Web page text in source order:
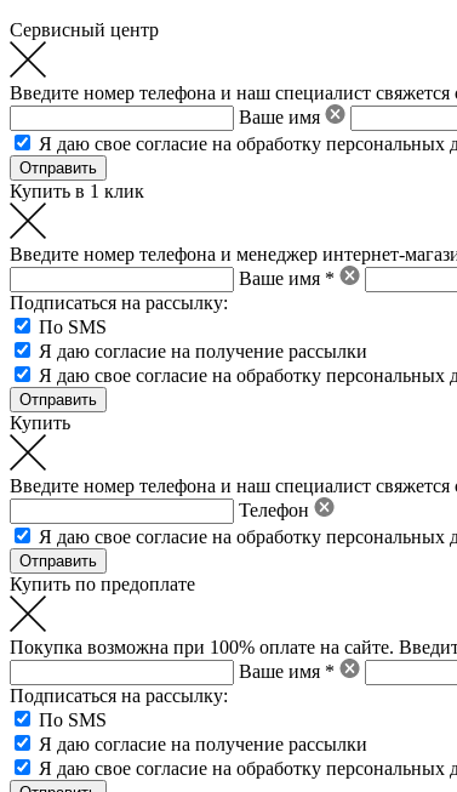
Сервисный центр
Введите номер телефона и наш специалист свяжется
Ваше имя
Я даю свое согласие на обработку персональных
Купить в 1 клик
Введите номер телефона и менеджер интернет-
Ваше имя *
Подписаться на рассылку:
По SMS
Я даю согласие на получение рассылки
Я даю свое согласие на обработку персональных
Купить
Введите номер телефона и наш специалист свяжется
Телефон
Я даю свое согласие на обработку персональных
Купить по предоплате
Покупка возможна при 100% оплате на сайте.
Ваше имя *
Подписаться на рассылку:
По SMS
Я даю согласие на получение рассылки
Я даю свое согласие на обработку персональных